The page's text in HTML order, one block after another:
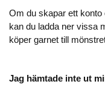
Om du skapar ett
kan du ladda ner vissa
köper garnet till
Jag hämtade inte ut